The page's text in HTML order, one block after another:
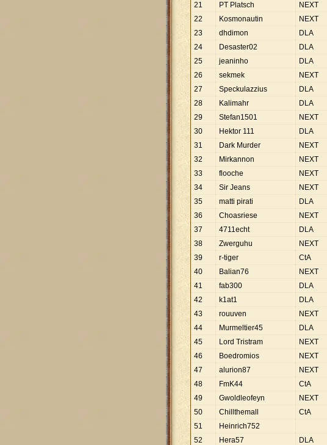
21
PT Platsch NEXT
22
Kosmonautin NEXT
23
dhdimon DLA
24
Desaster02 DLA
25
jeaninho DLA
26
sekmek NEXT
27
Speckulazzius DLA
28
Kalimahr DLA
29
Stefan1501 NEXT
30
Hektor 111 DLA
31
Dark Murder NEXT
32
Mirkannon NEXT
33
flooche NEXT
34
Sir Jeans NEXT
35
matti pirati DLA
36
Choasriese NEXT
37
4711echt DLA
38
Zwerguhu NEXT
39
r-tiger CtA
40
Balian76 NEXT
41
fab300 DLA
42
k1at1 DLA
43
rouuven NEXT
44
Murmeltier45 DLA
45
Lord Tristram NEXT
46
Boedromios NEXT
47
alurion87 NEXT
48
FmK44 CtA
49
Gwoldleofeyn NEXT
50
Chillthemall CtA
51
Heinrich752
52
Hera57 DLA